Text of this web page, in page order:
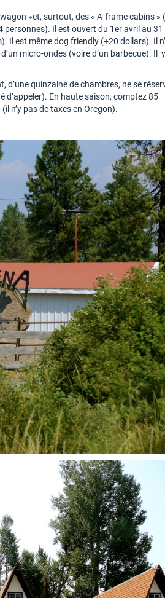
»et, surtout, des « A-frame cabins »
personnes). Il est ouvert du 1er avril au 31
Il est même dog friendly (+20 dollars). Il
micro-ondes (voire d’un barbecue). Il
d’une quinzaine de chambres, ne se
d’appeler). En haute saison, comptez 85
n’y pas de taxes en Oregon).